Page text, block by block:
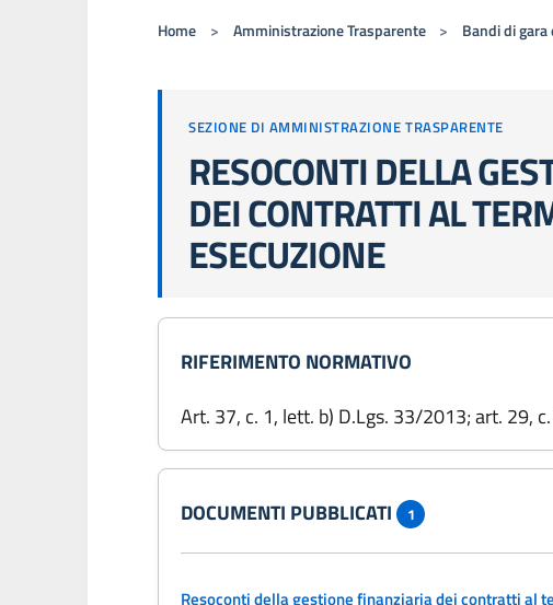
Home > Amministrazione Trasparente > Bandi di
SEZIONE DI AMMINISTRAZIONE TRASPARENTE
RESOCONTI DELLA
DEI CONTRATTI AL
ESECUZIONE
RIFERIMENTO NORMATIVO
Art. 37, c. 1, lett. b) D.Lgs. 33/2013; art. 29,
DOCUMENTI PUBBLICATI 1
Resoconti della gestione finanziaria dei contratti al